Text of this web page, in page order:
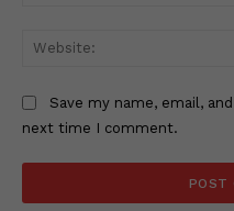
Save my name, email,
next time I comment.